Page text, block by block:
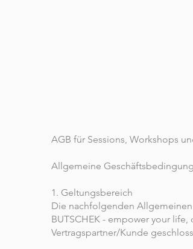
AGB für Sessions, Workshops
Allgemeine
1. Geltungsbereich
Die nachfolgenden Allgemeinen
BUTSCHEK - empower your
Vertragspartner/Kunde